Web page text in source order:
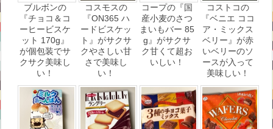
ブルボンの
『チョコ＆コ
ーヒービスケ
ット 170g』
が個包装でサ
クサク美味し
い！
コスモスの
『ON365 ハ
ードビスケッ
ト』がサクサ
クやさしい甘
さで美味し
い！
コープの『国
産小麦のさつ
まいもバー 85
g』がサクサ
ク甘くて超お
いしい！
コストコの
『ベニエ ココ
ア・ミックス
ベリー』が赤
いベリーのソ
ースが入って
美味しい！